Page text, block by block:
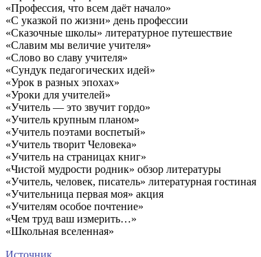
«Профессия, что всем даёт начало»
«С указкой по жизни» день профессии
«Сказочные школы» литературное путешествие
«Славим мы величие учителя»
«Слово во славу учителя»
«Сундук педагогических идей»
«Урок в разных эпохах»
«Уроки для учителей»
«Учитель — это звучит гордо»
«Учитель крупным планом»
«Учитель поэтами воспетый»
«Учитель творит Человека»
«Учитель на страницах книг»
«Чистой мудрости родник» обзор литературы
«Учитель, человек, писатель» литературная гостиная
«Учительница первая моя» акция
«Учителям особое почтение»
«Чем труд ваш измерить…»
«Школьная вселенная»
Источник